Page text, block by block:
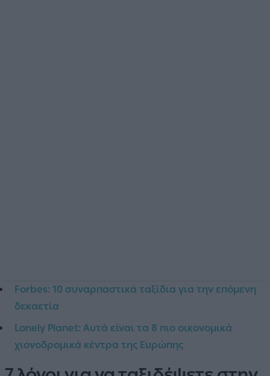
Forbes: 10 συναρπαστικά ταξίδια για την επόμενη
δεκαετία
Lonely Planet: Αυτά είναι τα 8 πιο οικονομικά
χιονοδρομικά κέντρα της Ευρώπης